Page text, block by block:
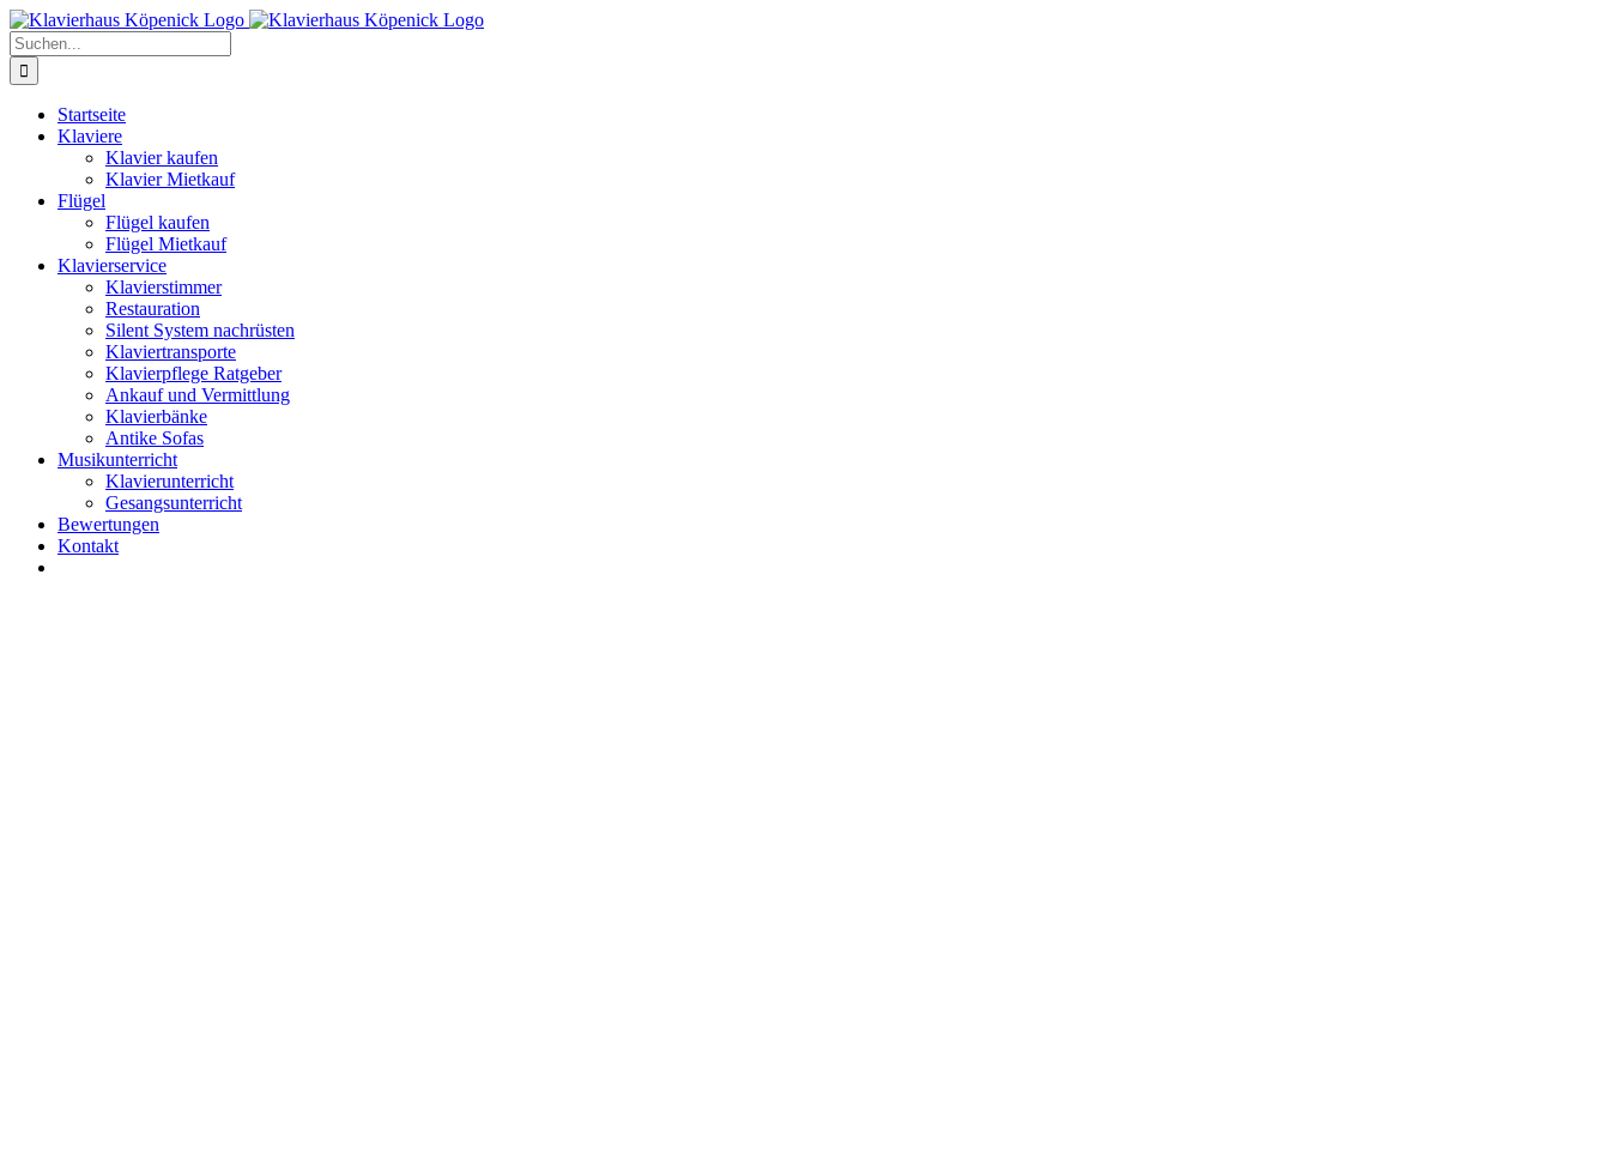
Zum
Inhalt
springen
Suche
nach:
Startseite
Klaviere
Klavier kaufen
Klavier Mietkauf
Flügel
Flügel kaufen
Flügel Mietkauf
Klavierservice
Klavierstimmer
Restauration
Silent System nachrüsten
Klaviertransporte
Klavierpflege Ratgeber
Ankauf und Vermittlung
Klavierbänke
Antike Sofas
Musikunterricht
Klavierunterricht
Gesangsunterricht
Bewertungen
Kontakt